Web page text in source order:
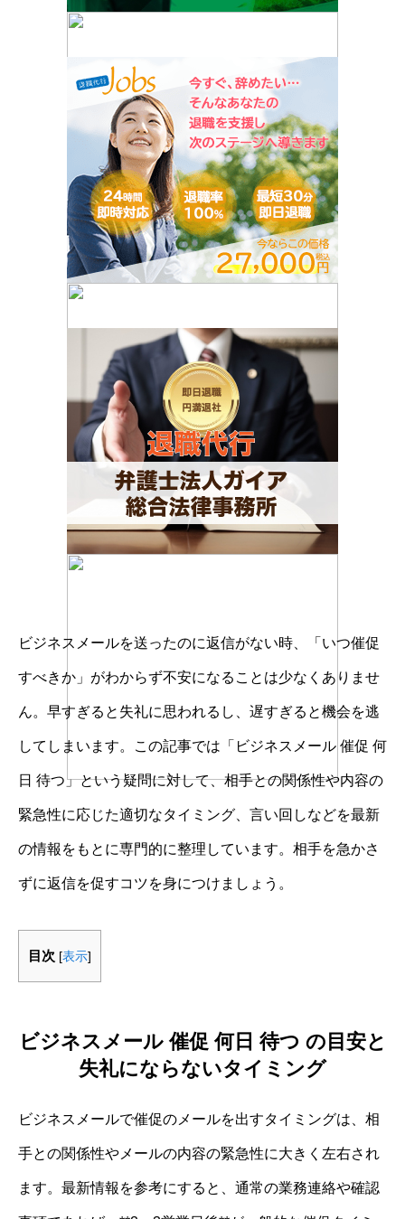
ビジネスメールを送ったのに返信がない時、「いつ催促
すべきか」がわからず不安になることは少なくありませ
ん。早すぎると失礼に思われるし、遅すぎると機会を逃
してしまいます。この記事では「ビジネスメール 催促 何
日 待つ」という疑問に対して、相手との関係性や内容の
緊急性に応じた適切なタイミング、言い回しなどを最新
の情報をもとに専門的に整理しています。相手を急かさ
ずに返信を促すコツを身につけましょう。
目次 [表示]
ビジネスメール 催促 何日 待つ の目安と
失礼にならないタイミング
ビジネスメールで催促のメールを出すタイミングは、相
手との関係性やメールの内容の緊急性に大きく左右され
ます。最新情報を参考にすると、通常の業務連絡や確認